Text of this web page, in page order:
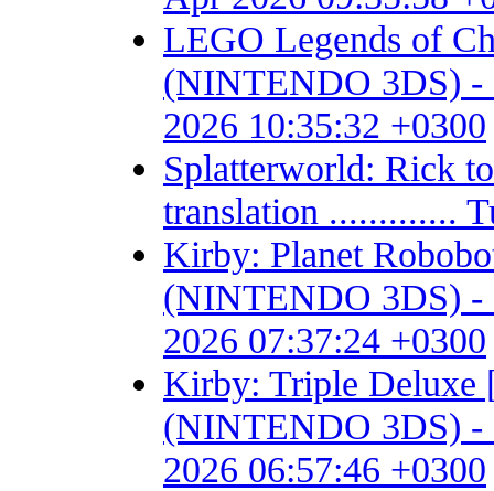
LEGO Legends of
(NINTENDO 3DS) -
2026 10:35:32 +0300
Splatterworld: Rick
translation .............
Kirby: Planet
(NINTENDO 3DS) -
2026 07:37:24 +0300
Kirby: Triple
(NINTENDO 3DS) -
2026 06:57:46 +0300